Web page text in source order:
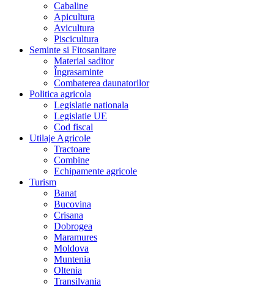
Cabaline
Apicultura
Avicultura
Piscicultura
Seminte si Fitosanitare
Material saditor
Îngrasaminte
Combaterea daunatorilor
Politica agricola
Legislatie nationala
Legislatie UE
Cod fiscal
Utilaje Agricole
Tractoare
Combine
Echipamente agricole
Turism
Banat
Bucovina
Crisana
Dobrogea
Maramures
Moldova
Muntenia
Oltenia
Transilvania